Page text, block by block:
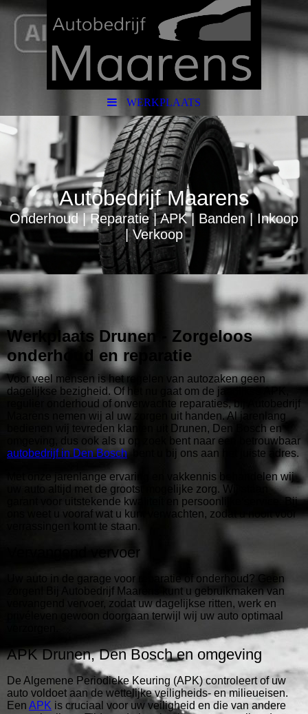
WERKPLAATS
Autobedrijf Maarens
Onderhoud | Reparatie | APK | Banden | Inkoop
| Verkoop
Werkplaats Drunen - Zorgeloos
onderhoud en reparatie
Voor veel mensen is het regelen van autozaken geen
dagelijkse bezigheid. Of het nu gaat om de jaarlijkse APK,
regulier onderhoud of onverwachte reparaties, bij Autobedrijf
Maarens nemen wij al uw zorgen uit handen. Al jarenlang
bedienen wij tevreden klanten uit Drunen, Den Bosch en
omgeving, dus ook als u op zoek bent naar een betrouwbaar
autobedrijf in Den Boschbent u bij ons aan het juiste adres.
Met onze jarenlange ervaring en vakkennis behandelen wij
uw auto altijd met de grootst mogelijke zorg. Wij staan
garant voor uitstekende kwaliteit en persoonlijke service. Bij
ons weet u vooraf wat u kunt verwachten, zodat u nooit voor
verrassingen komt te staan.
Vervangend vervoer
Uw auto in de garage voor reparatie of onderhoud? Geen
zorgen! Bij Autobedrijf Maarens kunt u gebruikmaken van
vervangend vervoer, zodat uw dagelijkse ritten, werk en
privéleven gewoon doorgaan terwijl wij uw auto optimaal
APK Drunen, Den Bosch en omgeving
De Algemene Periodieke Keuring (APK) controleert of uw
auto voldoet aan de wettelijke veiligheids- en milieueisen.
Een APK is cruciaal voor uw veiligheid en die van andere